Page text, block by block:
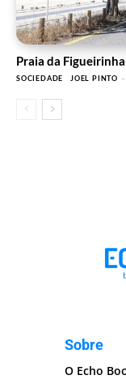
Praia da
SOCIEDADE JOEL PINTO -
Sobre
O Echo